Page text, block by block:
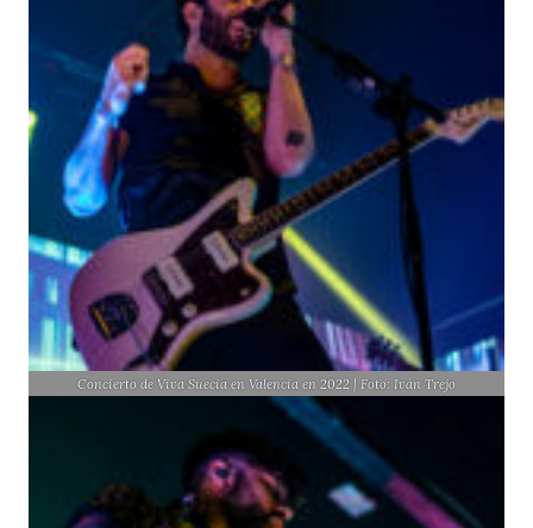
Concierto de Viva Suecia en Valencia en 2022 | Foto: Iván Trejo